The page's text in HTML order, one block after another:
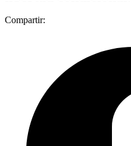
Compartir: